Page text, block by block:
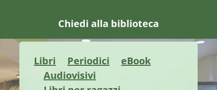
Chiedi alla biblioteca
Libri Periodici
eBook
Audiovisivi